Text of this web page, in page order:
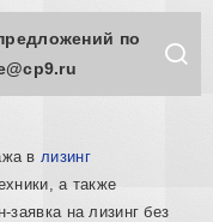
влизинг
а также
заявка на лизинг без
по